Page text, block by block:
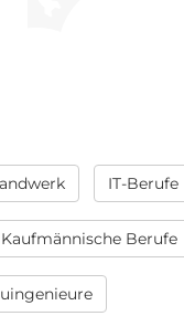
IT-Berufe
Kaufmännische Berufe